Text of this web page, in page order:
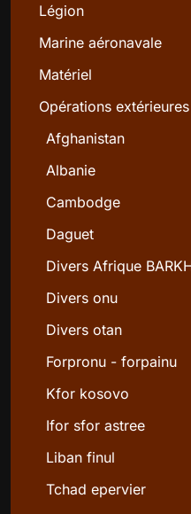
Légion
Marine aéronavale
Matériel
Opérations extérieures
Afghanistan
Albanie
Cambodge
Daguet
Divers Afrique
Divers onu
Divers otan
Forpronu - forpainu
Kfor kosovo
Ifor sfor astree
Liban finul
Tchad epervier